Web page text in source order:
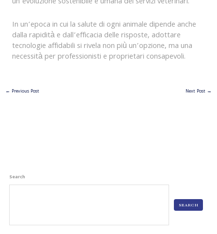
In un’epoca in cui la salute di ogni animale dipende anche
dalla rapidità e dall’efficacia delle risposte, adottare
tecnologie affidabili si rivela non più un’opzione, ma una
necessità per professionisti e proprietari consapevoli.
← Previous Post Next Post →
Search
SEARCH